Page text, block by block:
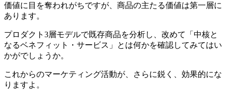
価値に目を奪われがちですが、商品の主たる価値は第一層に
あります。
プロダクト3層モデルで既存商品を分析し、改めて「中核と
なるベネフィット・サービス」とは何かを確認してみてはい
かがでしょうか。
これからのマーケティング活動が、さらに鋭く、効果的にな
りますよ。